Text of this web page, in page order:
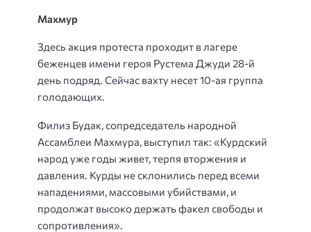
Махмур
Здесь акция протеста проходит в лагере
беженцев имени героя Рустема Джуди 28-й
день подряд. Сейчас вахту несет 10-ая группа
голодающих.
Филиз Будак, сопредседатель народной
Ассамблеи Махмура, выступил так: «Курдский
народ уже годы живет, терпя вторжения и
давления. Курды не склонились перед всеми
нападениями, массовыми убийствами, и
продолжат высоко держать факел свободы и
сопротивления».